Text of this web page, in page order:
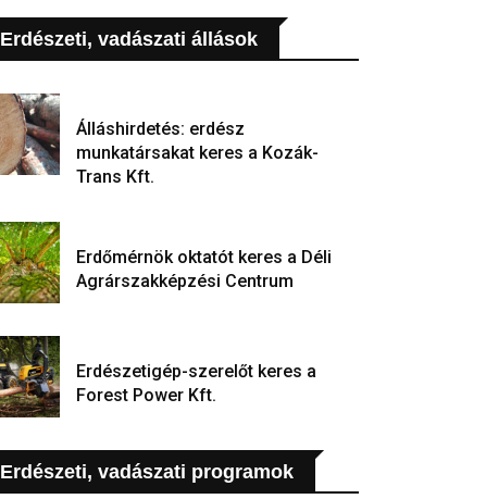
Erdészeti, vadászati állások
Álláshirdetés: erdész
munkatársakat keres a Kozák-
Trans Kft.
Erdőmérnök oktatót keres a Déli
Agrárszakképzési Centrum
Erdészetigép-szerelőt keres a
Forest Power Kft.
Erdészeti, vadászati programok